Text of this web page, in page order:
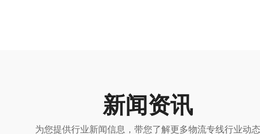
新闻资讯
为您提供行业新闻信息，带您了解更多物流专线行业动态